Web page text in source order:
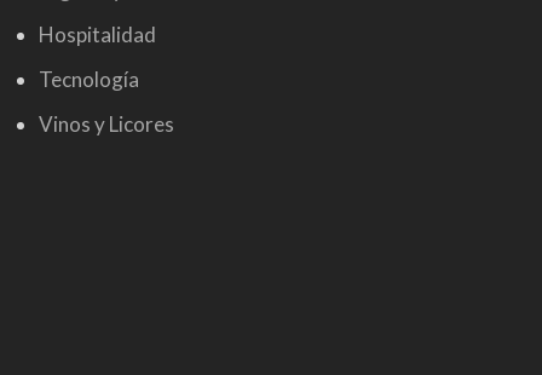
Hospitalidad
Tecnología
Vinos y Licores